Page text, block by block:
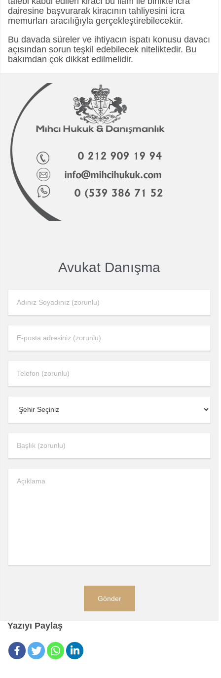
dairesine başvurarak kiracının tahliyesini icra
memurları aracılığıyla gerçekleştirebilecektir.
Bu davada süreler ve ihtiyacın ispatı konusu davacı
açısından sorun teşkil edebilecek niteliktedir. Bu
bakımdan çok dikkat edilmelidir.
Avukat Danışma
Yazıyı Paylaş